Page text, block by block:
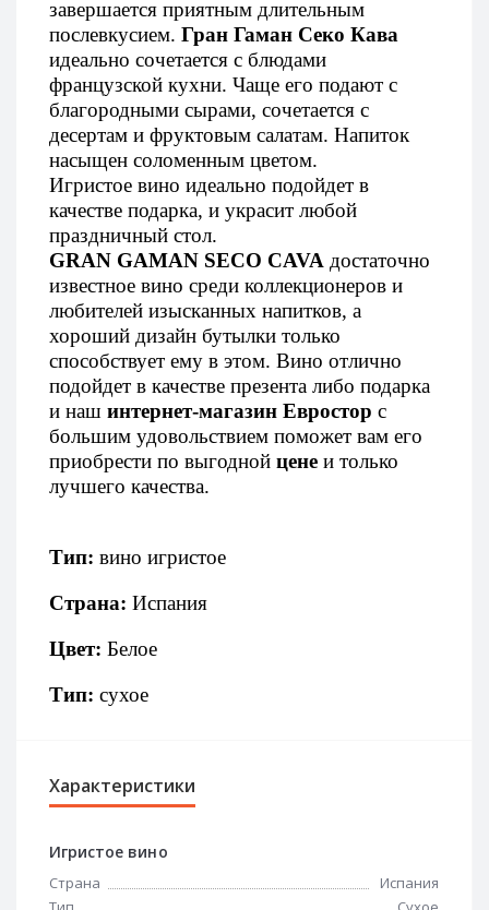
завершается приятным длительным
послевкусием. Гран Гаман Секо Кава
идеально сочетается с блюдами
французской кухни. Чаще его подают с
благородными сырами, сочетается с
десертам и фруктовым салатам. Напиток
насыщен соломенным цветом.
Игристое вино идеально подойдет в
качестве подарка, и украсит любой
праздничный стол.
GRAN GAMAN SECO CAVA достаточно
известное вино среди коллекционеров и
любителей изысканных напитков, а
хороший дизайн бутылки только
способствует ему в этом. Вино отлично
подойдет в качестве презента либо подарка
и наш интернет-магазин Евростор с
большим удовольствием поможет вам его
приобрести по выгодной цене и только
лучшего качества.
Тип: вино игристое
Страна: Испания
Цвет: Белое
Тип: сухое
Характеристики
Игристое вино
Страна
Испания